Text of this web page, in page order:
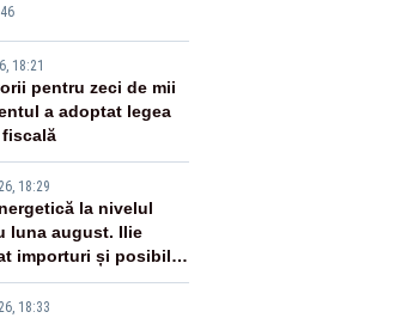
mondial”
18:21
pentru zeci de mii
a adoptat legea
18:29
la nivelul
luna august. Ilie
importuri și posibile
18:33